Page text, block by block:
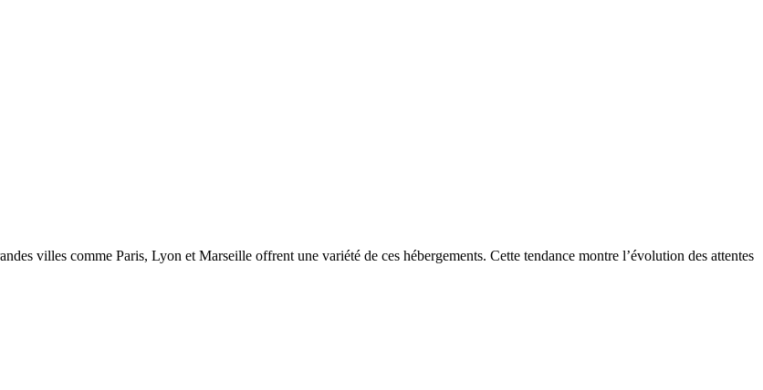
villes comme Paris, Lyon et Marseille offrent une variété de ces hébergements. Cette tendance montre l’évolution des attentes